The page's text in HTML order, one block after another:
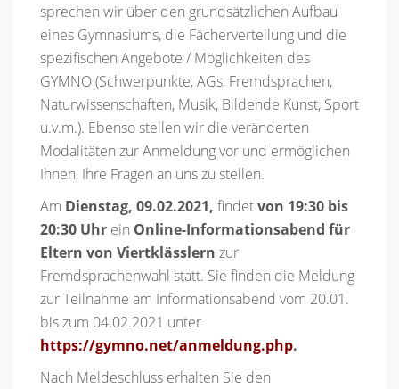
sprechen wir über den grundsätzlichen Aufbau
eines Gymnasiums, die Fächerverteilung und die
spezifischen Angebote / Möglichkeiten des
GYMNO (Schwerpunkte, AGs, Fremdsprachen,
Naturwissenschaften, Musik, Bildende Kunst, Sport
u.v.m.). Ebenso stellen wir die veränderten
Modalitäten zur Anmeldung vor und ermöglichen
Ihnen, Ihre Fragen an uns zu stellen.
Am Dienstag, 09.02.2021, findetvon 19:30 bis
20:30 Uhr ein Online-Informationsabend für
Eltern von Viertklässlern zur
Fremdsprachenwahl statt. Sie finden die Meldung
zur Teilnahme am Informationsabend vom 20.01.
bis zum 04.02.2021 unter
https://gymno.net/anmeldung.php.
Nach Meldeschluss erhalten Sie den